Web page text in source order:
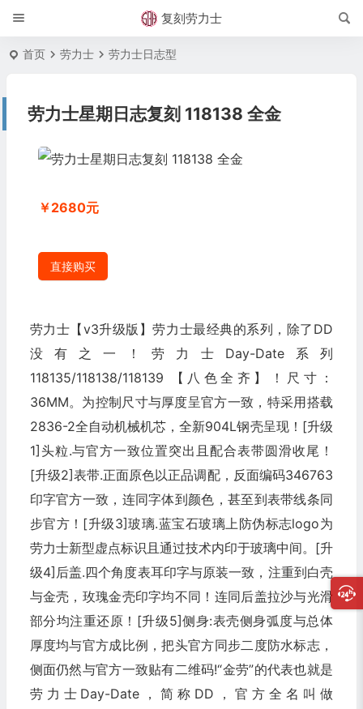
复刻劳力士
首页 劳力士 劳力士日志型
劳力士星期日志复刻 118138 全金
￥2680元
直接购买
劳力士【v3升级版】劳力士最经典的系列，除了DD
没有之一！劳力士Day-Date系列
118135/118138/118139 【八色全齐】！尺寸：
36MM。为控制尺寸与厚度呈官方一致，特采用搭载
2836-2全自动机械机芯，全新904L钢壳呈现！[升级
1]头粒.与官方一致位置突出且配合表带圆滑收尾！
[升级2]表带.正面原色以正品调配，反面编码346763
印字官方一致，连同字体到颜色，甚至到表带线条同
步官方！[升级3]玻璃.蓝宝石玻璃上防伪标志logo为
劳力士新型虚点标识且通过技术内印于玻璃中间。[升
级4]后盖.四个角度表耳印字与原装一致，注重到白壳
与金壳，玫瑰金壳印字均不同！连同后盖拉沙与光滑
部分均注重还原！[升级5]侧身:表壳侧身弧度与总体
厚度均与官方成比例，把头官方同步二度防水标志，
侧面仍然与官方一致贴有二维码!“金劳”的代表也就是
劳力士Day-Date，简称DD，官方全名叫做